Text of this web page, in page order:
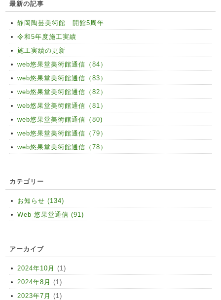
最新の記事
静岡陶芸美術館 開館5周年
令和5年度施工実績
施工実績の更新
web悠果堂美術館通信（84）
web悠果堂美術館通信（83）
web悠果堂美術館通信（82）
web悠果堂美術館通信（81）
web悠果堂美術館通信（80)
web悠果堂美術館通信（79）
web悠果堂美術館通信（78）
カテゴリー
お知らせ (134)
Web 悠果堂通信 (91)
アーカイブ
2024年10月 (1)
2024年8月 (1)
2023年7月 (1)